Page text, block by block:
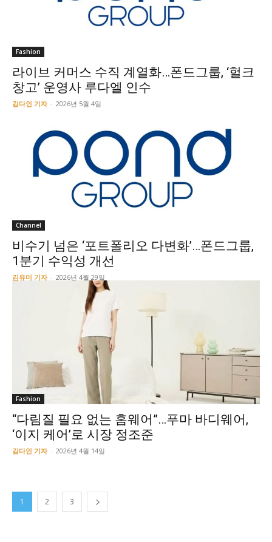
Fashion
라이브 커머스 수직 계열화…폰드그룹, ‘헐크
창고’ 운영사 루다엘 인수
김다인 기자 - 2026년 5월 4일
Channel
비수기 넘은 ‘포트폴리오 다변화’…폰드그룹,
1분기 수익성 개선
김유미 기자 - 2026년 4월 29일
Fashion
“다림질 필요 없는 홈웨어”…푸마 바디웨어,
‘이지 케어’로 시장 정조준
김다인 기자 - 2026년 4월 14일
1 2 3